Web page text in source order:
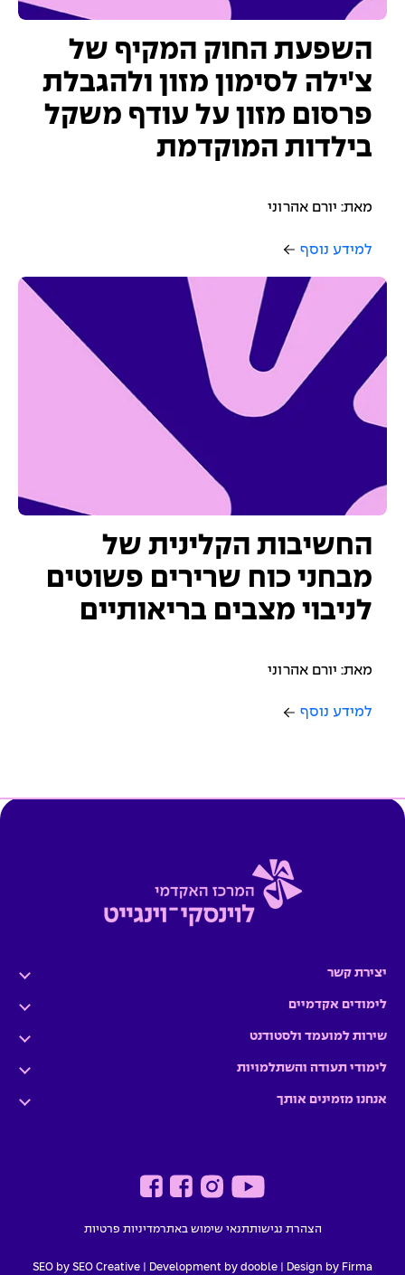
השפעת החוק המקיף של
צ'ילה לסימון מזון ולהגבלת
פרסום מזון על עודף משקל
בילדות המוקדמת
מאת: יורם אהרוני
למידע נוסף
החשיבות הקלינית של
מבחני כוח שרירים פשוטים
לניבוי מצבים בריאותיים
מאת: יורם אהרוני
למידע נוסף
יצירת קשר
לימודים אקדמיים
שירות למועמד ולסטודנט
לימודי תעודה והשתלמויות
אנחנו מזמינים אותך
הצהרת נגישותתנאי שימוש באתרמדיניות פרטיות
Design by Firma |
Development by dooble
SEO by SEO Creative